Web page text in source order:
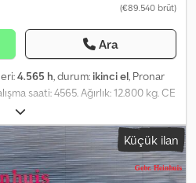
(€89.540 brüt)
Ara
4.565 h, durum: ikinci el, Pronar
saati: 4565. Ağırlık: 12.800 kg. CE
EBS. Çelik süspansiyon. Merkezi
motor. Her iki tarafa doğru
çalışan konveyör bandı. 20x20 mm.
Lastikler: 435/50R19,5. Ölçüler:
mm. ID No: 249. Heinhuis'in tüm
Küçük ilan